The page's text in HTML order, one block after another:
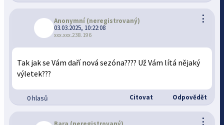
⋮
Anonymní (neregistrovaný)
03.03.2025, 10:22:08
xxx.xxx.238.196
Tak jak se Vám daří nová sezóna???? Už Vám lítá nějaký
výletek???
0 hlasů Citovat Odpovědět
⋮